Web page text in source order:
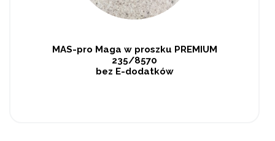
MAS-pro Maga w proszku PREMIUM
235/8570
bez E-dodatków